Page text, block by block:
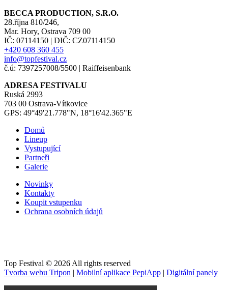
BECCA PRODUCTION, S.R.O.
28.října 810/246,
Mar. Hory, Ostrava 709 00
IČ: 07114150 | DIČ: CZ07114150
+420 608 360 455
info@topfestival.cz
č.ú: 7397257008/5500 | Raiffeisenbank
ADRESA FESTIVALU
Ruská 2993
703 00 Ostrava-Vítkovice
GPS: 49°49'21.778"N, 18°16'42.365"E
Domů
Lineup
Vystupující
Partneři
Galerie
Novinky
Kontakty
Koupit vstupenku
Ochrana osobních údajů
Top Festival © 2026 All rights reserved
Tvorba webu Tripon | Mobilní aplikace PepiApp | Digitální panely